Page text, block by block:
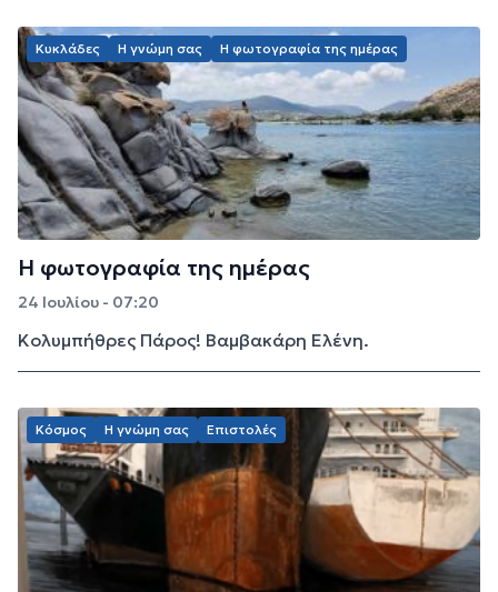
Κυκλάδες Η γνώμη σας Η φωτογραφία της ημέρας
Η φωτογραφία της ημέρας
24 Ιουλίου - 07:20
Κολυμπήθρες Πάρος! Βαμβακάρη Ελένη.
Κόσμος Η γνώμη σας Επιστολές